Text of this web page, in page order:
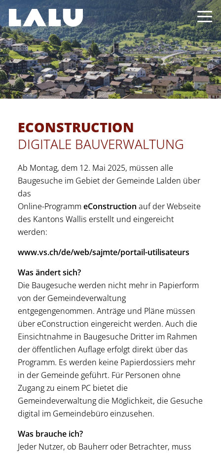
ECONSTRUCTION
DIGITALE BAUVERWALTUNG
Ab Montag, dem 12. Mai 2025, müssen alle
Baugesuche im Gebiet der Gemeinde Lalden über
das
Online-ProgrammeConstruction auf der Webseite
des Kantons Wallis erstellt und eingereicht
werden:
www.vs.ch/de/web/sajmte/portail-utilisateurs
Was ändert sich?
Die Baugesuche werden nicht mehr in Papierform
von der Gemeindeverwaltung
entgegengenommen. Anträge und Pläne müssen
über eConstruction eingereicht werden. Auch die
Einsichtnahme in Baugesuche Dritter im Rahmen
der öffentlichen Auflage erfolgt direkt über das
Programm. Es werden keine Papierdossiers mehr
in der Gemeinde geführt. Für Personen ohne
Zugang zu einem PC bietet die
Gemeindeverwaltung die Möglichkeit, die Gesuche
digital im Gemeindebüro einzusehen.
Was brauche ich?
Jeder Nutzer, ob Bauherr oder Betrachter, muss